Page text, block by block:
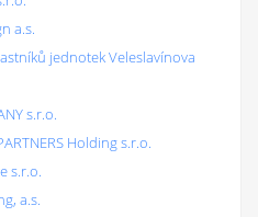
a.s.
jednotek Veleslavínova
s.r.o.
Holding s.r.o.
s.r.o.
a.s.